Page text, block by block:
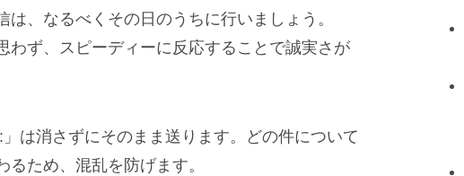
、なるべくその日のうちに行いましょう。
わず、スピーディーに反応することで誠実さが
は消さずにそのまま送ります。どの件について
ため、混乱を防げます。